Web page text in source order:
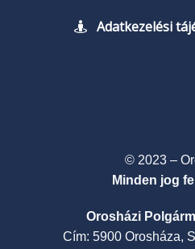
Adatkezelési
© 2023 –
Minden jog
Orosházi
Cím: 5900 Orosháza,